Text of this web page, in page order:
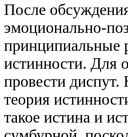
После
эмоционально-
принципиальные
истинности. Для
провести диспут.
теория
такое истина и